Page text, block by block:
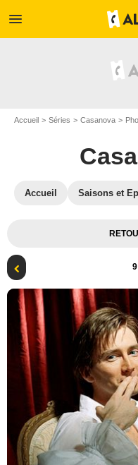
menu
Accueil Séries Casanova
Accueil Saisons et
9